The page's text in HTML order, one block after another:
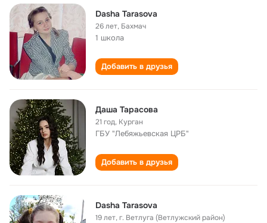
Dasha Tarasova
26 лет, Бахмач
1 школа
Добавить в друзья
Даша Тарасова
21 год, Курган
ГБУ "Лебяжьевская ЦРБ"
Добавить в друзья
Dasha Tarasova
19 лет,г. Ветлуга (Ветлужский район)